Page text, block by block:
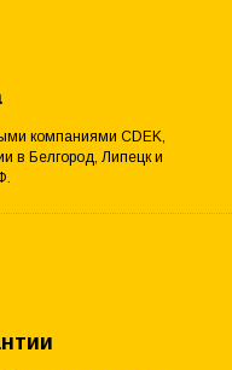
компаниями CDEK,
в Белгород, Липецк и